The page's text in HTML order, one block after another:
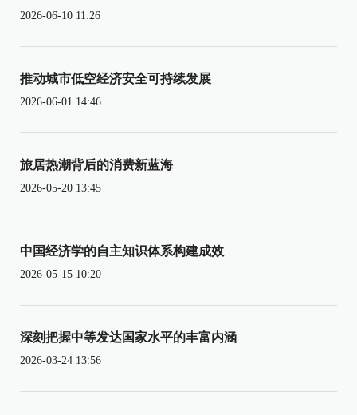
2026-06-10 11:26
推动城市低空经济安全可持续发展
2026-06-01 14:46
旅居热潮背后的消费新蓝海
2026-05-20 13:45
中国经济学的自主知识体系构建成效
2026-05-15 10:20
深刻把握中等发达国家水平的丰富内涵
2026-03-24 13:56